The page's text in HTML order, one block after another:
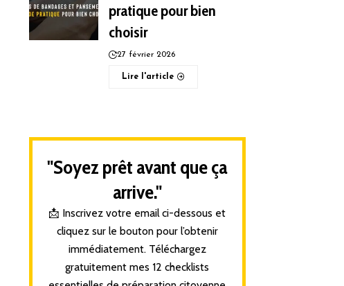
pratique pour bien
choisir
27 février 2026
Lire l'article
"Soyez prêt avant que ça
arrive."
📩 Inscrivez votre email ci-dessous et
cliquez sur le bouton pour l’obtenir
immédiatement. Téléchargez
gratuitement mes 12 checklists